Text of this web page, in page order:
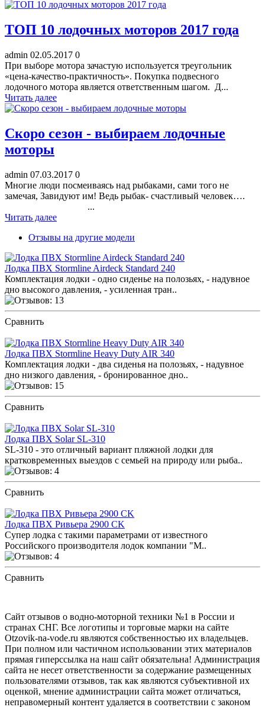
ТОП 10 лодочных моторов 2017 года
admin 02.05.2017 0
При выборе мотора зачастую используется треугольник
«цена-качество-практичность». Покупка подвесного
лодочного мотора является ответственным шагом. Д...
Читать далее
Скоро сезон - выбираем лодочные
моторы
admin 07.03.2017 0
Многие люди посмеиваясь над рыбаками, сами того не
замечая, Завидуют им! Ведь рыбак- счастливый человек….
...
Читать далее
Отзывы на другие модели
Лодка ПВХ Stormline Airdeck Standard 240
Комплектация лодки - одно сиденье на полозьях, - надувное
дно высокого давления, - усиленная тран..
Сравнить
Лодка ПВХ Stormline Heavy Duty AIR 340
Комплектация лодки - два сиденья на полозьях, - надувное
дно низкого давления, - бронированное дно..
Сравнить
Лодка ПВХ Solar SL-310
SL-310 - это отличный вариант пляжной лодки для
кратковременных выездов с семьей на природу или рыба..
Сравнить
Лодка ПВХ Ривьера 2900 CK
Супер лодка с такими параметрами от известного
Российского производителя лодок компании "М..
Сравнить
Сайт отзывов о водно-моторной техники №1 в России и
странах СНГ. Все логотипы и торговые марки на сайте
Otzovik-na-vode.ru являются собственностью их владельцев.
При полном или частичном использовании этих материалов
прямая гиперссылка на наш сайт обязательна! Администрация
сайта не несет ответственности за содержание размещенных
пользователями отзывов, так как являются субъективной их
оценкой, мнение администрации сайта может отличаться,
неправомерный контент удаляется в соответствии с законом